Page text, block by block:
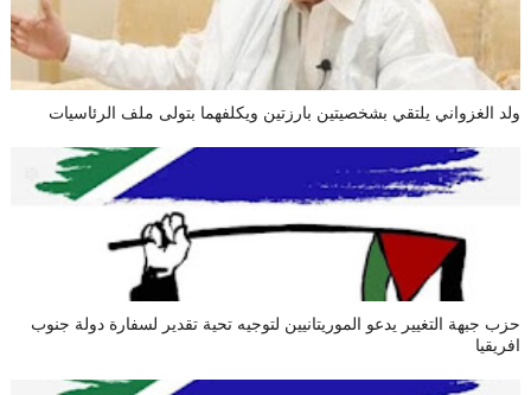
ولد الغزواني يلتقي بشخصيتين بارزتين ويكلفهما بتولى ملف الرئاسيات
حزب جبهة التغيير يدعو الموريتانيين لتوجيه تحية تقدير لسفارة دولة جنوب
افريقيا